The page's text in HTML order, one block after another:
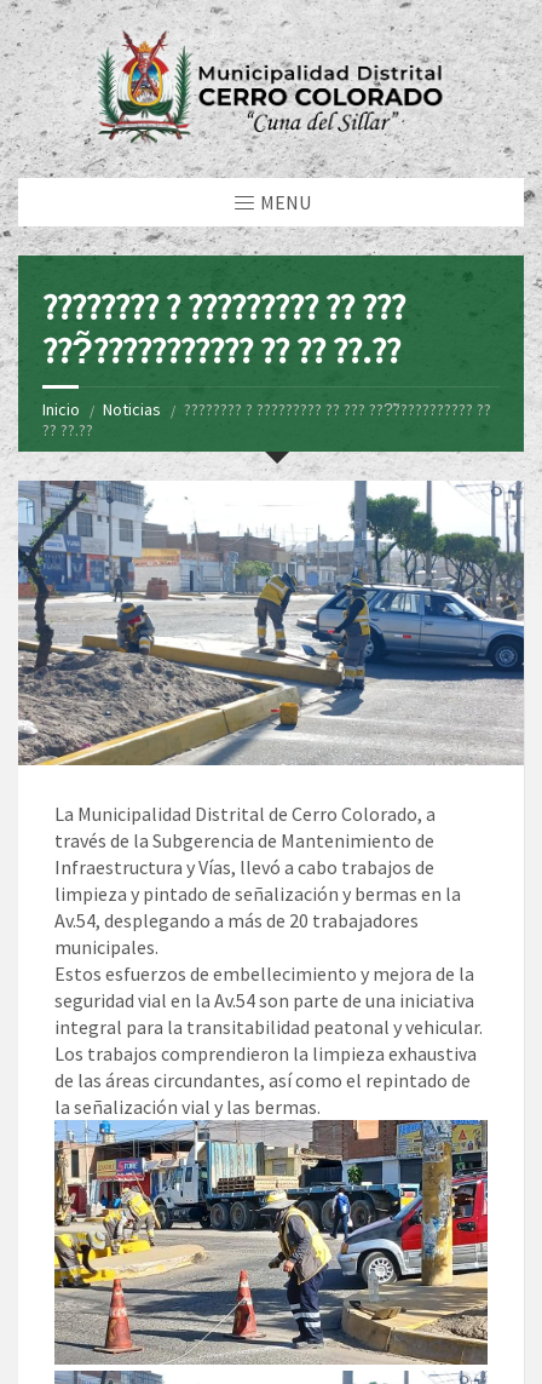
MENU
???????? ? ????????? ?? ???
???̃??????????? ?? ?? ??.??
Inicio Noticias
???????? ? ????????? ?? ??? ???̃??????????? ??
?? ??.??
La Municipalidad Distrital de Cerro Colorado, a
través de la Subgerencia de Mantenimiento de
Infraestructura y Vías, llevó a cabo trabajos de
limpieza y pintado de señalización y bermas en la
Av.54, desplegando a más de 20 trabajadores
municipales.
Estos esfuerzos de embellecimiento y mejora de la
seguridad vial en la Av.54 son parte de una iniciativa
integral para la transitabilidad peatonal y vehicular.
Los trabajos comprendieron la limpieza exhaustiva
de las áreas circundantes, así como el repintado de
la señalización vial y las bermas.